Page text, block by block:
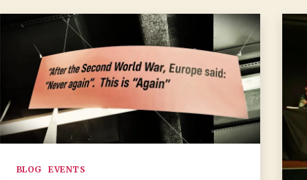
Kategorien
BLOG EVENTS